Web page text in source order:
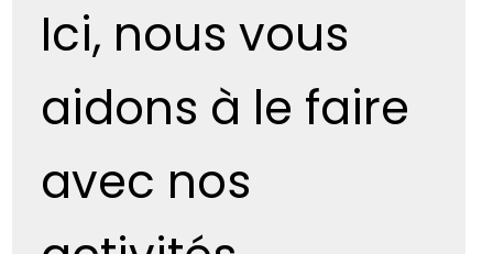
Ici, nous vous
aidons à le faire
avec nos